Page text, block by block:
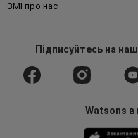
ЗМІ про нас
Підписуйтесьна
Watsons